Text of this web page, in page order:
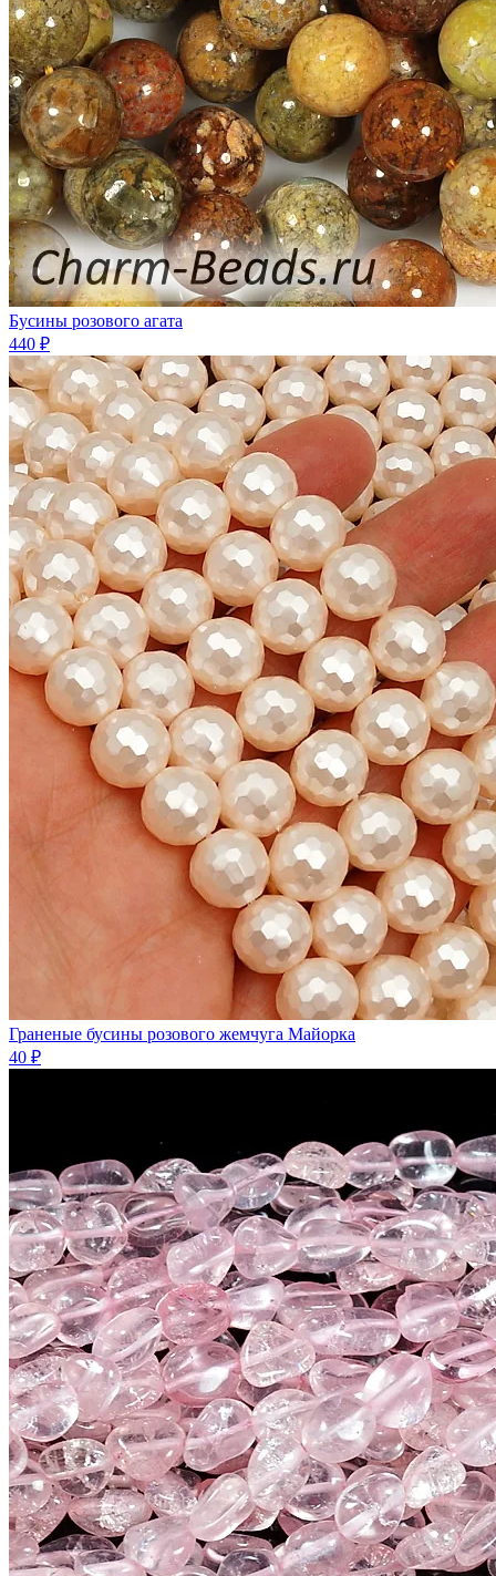
Бусины розового агата
440 ₽
Граненые бусины розового жемчуга Майорка
40 ₽